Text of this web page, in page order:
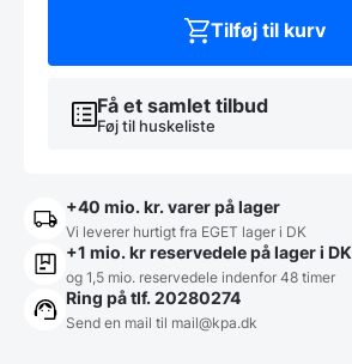
Få et samlet tilbud
Føj til huskeliste
Tilføj til kurv
+40 mio. kr. varer på lager
Vi leverer hurtigt fra EGET lager i DK
+1 mio. kr reservedele på lager i DK
og 1,5 mio. reservedele indenfor 48 timer
Ring på tlf. 20280274
Send en mail til mail@kpa.dk